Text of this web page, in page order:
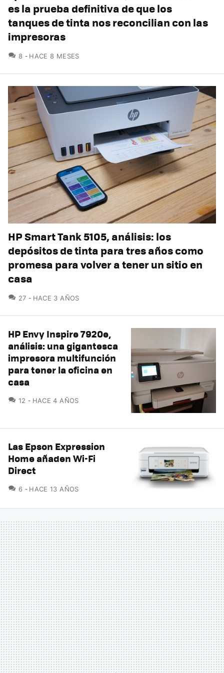
es la prueba definitiva de que los
tanques de tinta nos reconcilian con las
impresoras
8 COMENTARIOS
HACE 8 MESES
HP Smart Tank 5105, análisis: los
depósitos de tinta para tres años como
promesa para volver a tener un sitio en
casa
27 COMENTARIOS
HACE 3 AÑOS
HP Envy Inspire 7920e,
análisis: una gigantesca
impresora multifunción
para tener la oficina en
casa
12 COMENTARIOS
HACE 4 AÑOS
Las Epson Expression
Home añaden Wi-Fi
Direct
6 COMENTARIOS
HACE 13 AÑOS